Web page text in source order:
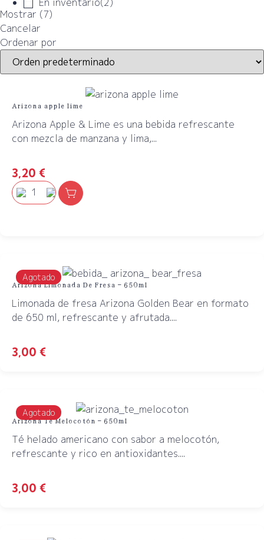
Mostrar (7)
Cancelar
Ordenar por
Arizona apple lime
Arizona Apple & Lime es una bebida refrescante
con mezcla de manzana y lima,...
3,20 €
Agotado
Arizona Limonada De Fresa – 650ml
Limonada de fresa Arizona Golden Bear en formato
de 650 ml, refrescante y afrutada....
3,00 €
Agotado
Arizona Té Melocotón – 650ml
Té helado americano con sabor a melocotón,
refrescante y rico en antioxidantes....
3,00 €